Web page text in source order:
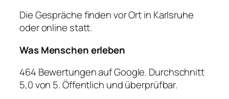
Die Gespräche finden vor Ort in Karlsruhe
oder online statt.
Was Menschen erleben
464 Bewertungen auf Google. Durchschnitt
5,0 von 5. Öffentlich und überprüfbar.